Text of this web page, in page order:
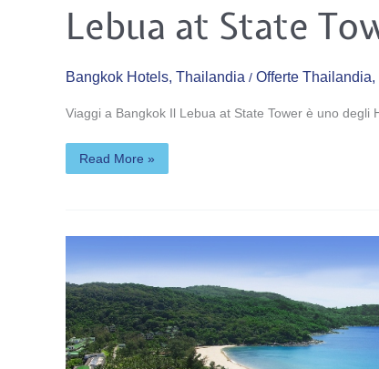
Lebua at State
Bangkok Hotels, Thailandia / Offerte Thailandia,
Viaggi a Bangkok Il Lebua at State Tower è uno
Lebua
at
State
Read More »